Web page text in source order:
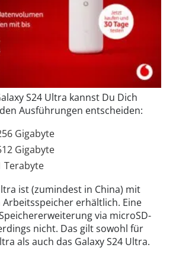
S24 Ultra kannst Du Dich
Ausführungen entscheiden:
Gigabyte
Gigabyte
Terabyte
ist (zumindest in China) mit
erhältlich. Eine
via microSD-
nicht. Das gilt sowohl für
als auch das Galaxy S24 Ultra.